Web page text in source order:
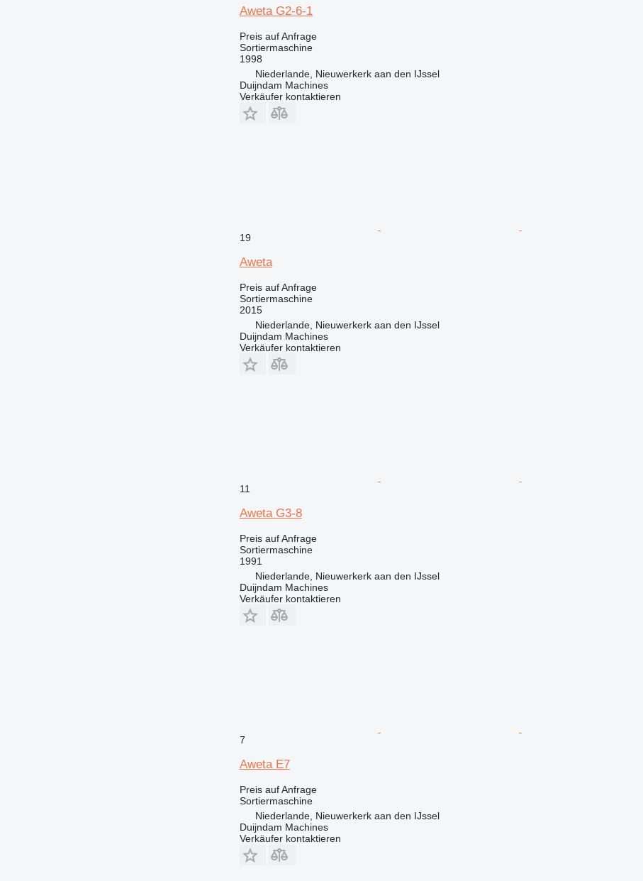
Aweta G2-6-1
Preis auf Anfrage
Sortiermaschine
1998
Niederlande, Nieuwerkerk aan den IJssel
Duijndam Machines
Verkäufer kontaktieren
19
Aweta
Preis auf Anfrage
Sortiermaschine
2015
Niederlande, Nieuwerkerk aan den IJssel
Duijndam Machines
Verkäufer kontaktieren
11
Aweta G3-8
Preis auf Anfrage
Sortiermaschine
1991
Niederlande, Nieuwerkerk aan den IJssel
Duijndam Machines
Verkäufer kontaktieren
7
Aweta E7
Preis auf Anfrage
Sortiermaschine
Niederlande, Nieuwerkerk aan den IJssel
Duijndam Machines
Verkäufer kontaktieren